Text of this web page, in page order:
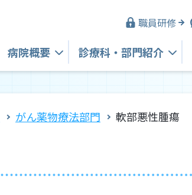
職員研修
病院概要 診療科・ 部門紹介
がん薬物療法部門 軟部悪性腫瘍